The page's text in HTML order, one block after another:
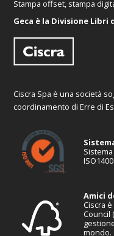
Stampa offset, stampa
Geca è la Divisione Libri
Ciscra Spa è una società
coordinamento di Erre di
Amici
Ciscra
Council
mondo.